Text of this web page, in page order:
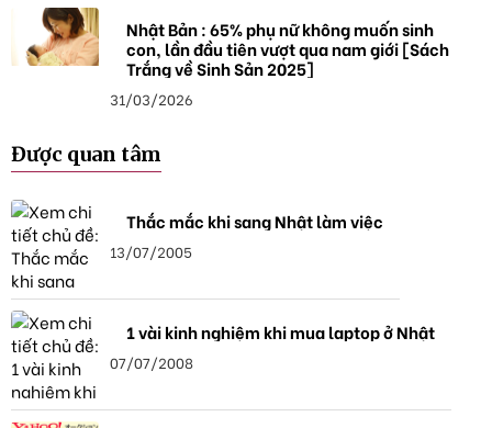
Nhật Bản : 65% phụ nữ không muốn sinh
con, lần đầu tiên vượt qua nam giới [Sách
Trắng về Sinh Sản 2025]
31/03/2026
Được quan tâm
Thắc mắc khi sang Nhật làm việc
13/07/2005
1 vài kinh nghiệm khi mua laptop ở Nhật
07/07/2008